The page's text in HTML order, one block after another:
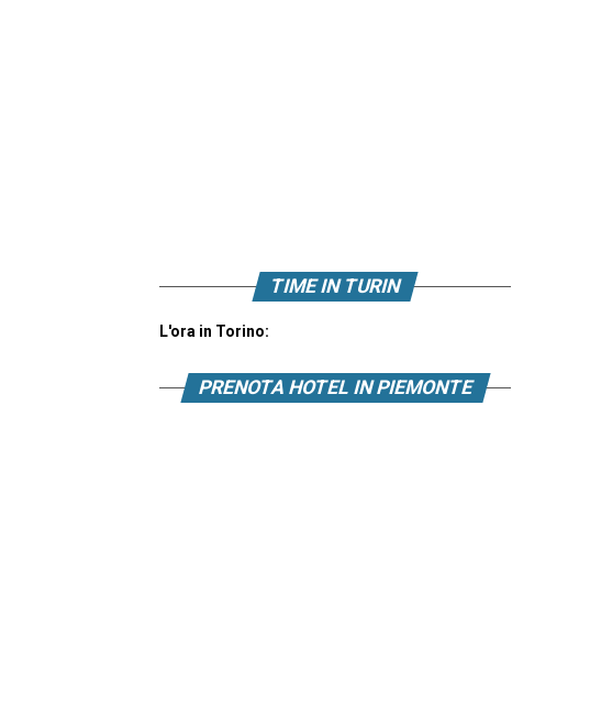
TIME IN TURIN
L'ora in Torino:
PRENOTA HOTEL IN PIEMONTE